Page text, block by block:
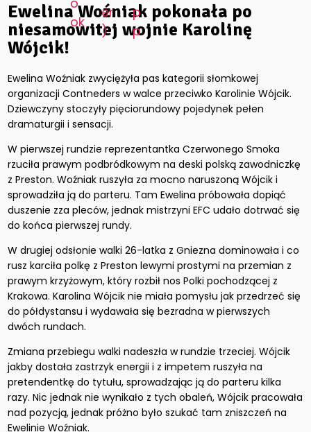
Ewelina Woźniak pokonała po
niesamowitej wojnie Karolinę
Wójcik!
Ewelina Woźniak zwyciężyła pas kategorii słomkowej
organizacji Contneders w walce przeciwko Karolinie Wójcik.
Dziewczyny stoczyły pięciorundowy pojedynek pełen
dramaturgii i sensacji.
W pierwszej rundzie reprezentantka Czerwonego Smoka
rzuciła prawym podbródkowym na deski polską zawodniczkę
z Preston. Woźniak ruszyła za mocno naruszoną Wójcik i
sprowadziła ją do parteru. Tam Ewelina próbowała dopiąć
duszenie zza pleców, jednak mistrzyni EFC udało dotrwać się
do końca pierwszej rundy.
W drugiej odsłonie walki 26-latka z Gniezna dominowała i co
rusz karciła polkę z Preston lewymi prostymi na przemian z
prawym krzyżowym, który rozbił nos Polki pochodzącej z
Krakowa. Karolina Wójcik nie miała pomysłu jak przedrzeć się
do półdystansu i wydawała się bezradna w pierwszych
dwóch rundach.
Zmiana przebiegu walki nadeszła w rundzie trzeciej. Wójcik
jakby dostała zastrzyk energii i z impetem ruszyła na
pretendentkę do tytułu, sprowadzając ją do parteru kilka
razy. Nic jednak nie wynikało z tych obaleń, Wójcik pracowała
nad pozycją, jednak próżno było szukać tam zniszczeń na
Ewelinie Woźniak.